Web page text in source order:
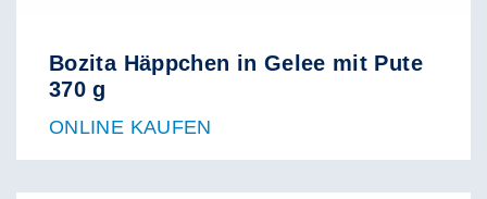
Bozita Häppchen in Gelee mit Pute
370 g
ONLINE KAUFEN